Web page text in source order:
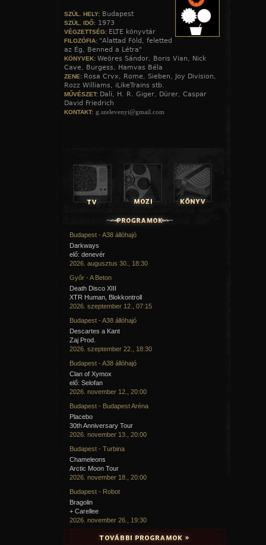
SZÜL. HELY: Budapest
SZÜL. IDŐ: 1973
VÉGZETTSÉG: ELTE könyvtár
FILOZÓFIA: "Alattad Föld, feletted
az Ég, Benned a Létra"
KÖNYVEK: Weöres Sándor, Boris Vian, Nick
Cave, Burgess, Hamvas Béla
ZENE: Rosa Crvx, Rome, Sieben, Joy Division,
Rozz Williams, iLikeTrains stb.
MŰVÉSZET: Dalí, H. R. Giger, Dürer, Caspar
David Friedrich
KONTAKT: g.szelevenyi@gmail.com
Budapest - A38 állóhajó
Darkways
elő: denevér
2026. augusztus 30., 18:30
Győr - A Beton
Death Disco XIII
XTR Human, Blokkontroll
2026. szeptember 12., 07:15
Budapest - A38 állóhajó
Descartes a Kant
Zaj Prod.
2026. szeptember 22., 18:30
Budapest - A38 állóhajó
Clan of Xymox
elő: Selofan
2026. november 12., 20:00
Budapest - Budapest Aréna
Placebo
30th Anniversary Tour
2026. november 13., 20:00
Budapest - Turbina
Chameleons
Arctic Moon Tour
2026. november 18., 20:00
Budapest - Robot
Bragolin
+ Carellee
2026. november 26., 19:30